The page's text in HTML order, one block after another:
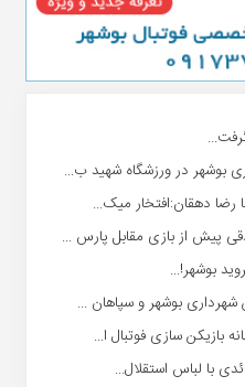
بوشهر در ورزشگاه شهید ب...
رضا دهقان:افتخار میک...
پیش از بازی مقابل پارس ...
بوشهر!...
شهردارى بوشهر و سپاهان ...
بازیکن سازی فوتبال ا...
با لباس استقلال...